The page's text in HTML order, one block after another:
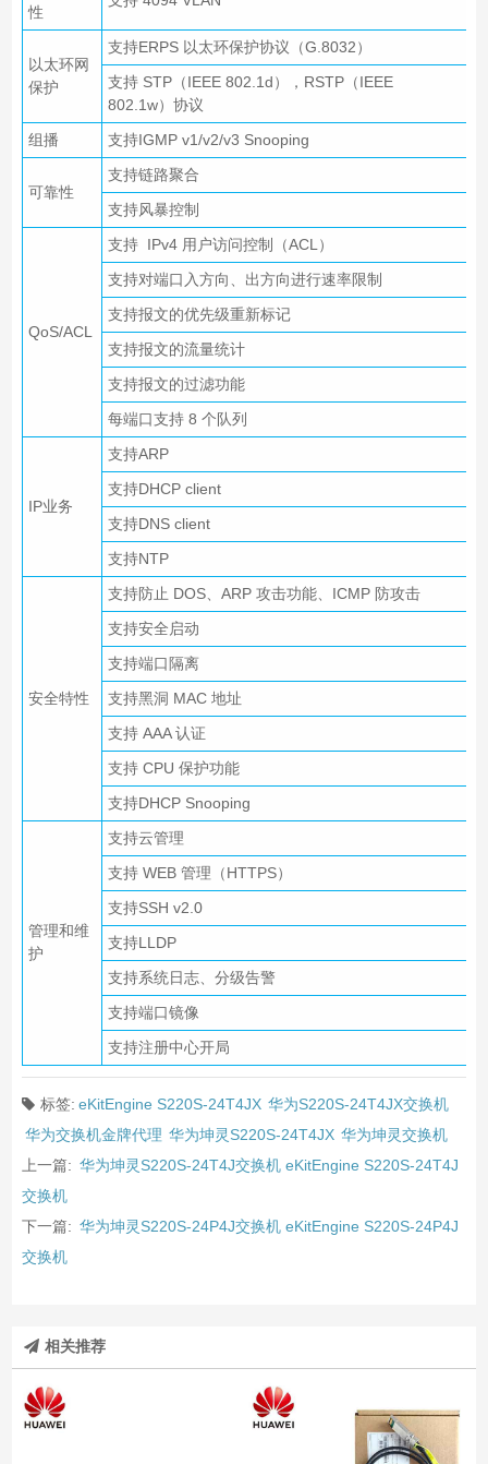
性
以太环网
保护
支持ERPS 以太环保护协议（G.8032）
支持 STP（IEEE 802.1d），RSTP（IEEE
802.1w）协议
组播
支持IGMP v1/v2/v3 Snooping
可靠性
支持链路聚合
支持风暴控制
QoS/ACL
支持 IPv4 用户访问控制（ACL）
支持对端口入方向、出方向进行速率限制
支持报文的优先级重新标记
支持报文的流量统计
支持报文的过滤功能
每端口支持 8 个队列
IP业务
支持ARP
支持DHCP client
支持DNS client
支持NTP
安全特性
支持防止 DOS、ARP 攻击功能、ICMP 防攻击
支持安全启动
支持端口隔离
支持黑洞 MAC 地址
支持 AAA 认证
支持 CPU 保护功能
支持DHCP Snooping
管理和维
护
支持云管理
支持 WEB 管理（HTTPS）
支持SSH v2.0
支持LLDP
支持系统日志、分级告警
支持端口镜像
支持注册中心开局
标签: eKitEngine S220S-24T4JX 华为S220S-24T4JX交换机
华为交换机金牌代理 华为坤灵S220S-24T4JX 华为坤灵交换机
上一篇: 华为坤灵S220S-24T4J交换机 eKitEngine S220S-24T4J
交换机
下一篇: 华为坤灵S220S-24P4J交换机 eKitEngine S220S-24P4J
交换机
相关推荐